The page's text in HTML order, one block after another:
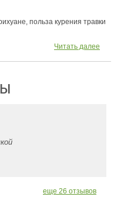
польза курения травки
Читать далее
еще 26 отзывов